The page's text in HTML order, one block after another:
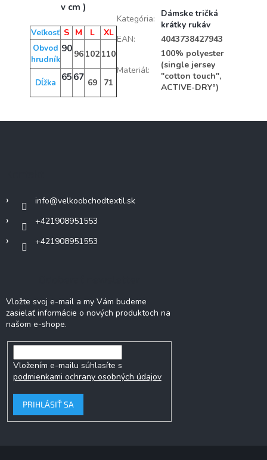
v cm )
Veľkosť S M L XL
Obvod
hrudník
90 96 102 110
Dĺžka 65 67 69 71
Kategória:
Dámske tričká
krátky rukáv
EAN: 4043738427943
Materiál:
100% polyester
(single jersey
"cotton touch",
ACTIVE-DRY°)
info@velkoobchodtextil.sk
+421908951553
+421908951553
Vložte svoj e-mail a my Vám budeme
zasielať informácie o nových produktoch na
našom e-shope.
Vložením e-mailu súhlasíte s
podmienkami ochrany osobných údajov
PRIHLÁSIŤ SA